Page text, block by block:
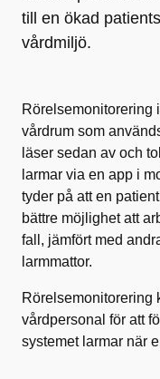
till en ökad
vårdmiljö.
Rörelsemonitorering
vårdrum som
läser sedan av och
larmar via en app i
tyder på att en
bättre möjlighet att
fall, jämfört med
larmmattor.​
Rörelsemonitorering
vårdpersonal för att
systemet larmar när